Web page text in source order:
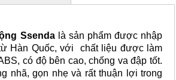
Ssendalà sản phẩm được nhập
Hàn Quốc, với chất liệu được làm
có độ bên cao, chống va đập tốt.
nhã, gọn nhẹ và rất thuận lợi trong